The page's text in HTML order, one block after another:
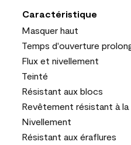
Caractéristique
Masquer haut
Temps d'ouverture
Flux et nivellement
Teinté
Résistant aux blocs
Revêtement résistant à la
Nivellement
Résistant aux éraflures